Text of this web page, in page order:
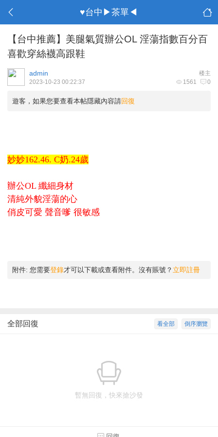
♥台中▶茶單◀
【台中推薦】美腿氣質辦公OL 淫蕩指數百分百
喜歡穿絲襪高跟鞋
楼主
admin
1561 0
2023-10-23 00:22:37
遊客，如果您要查看本帖隱藏內容請回復
妙妙162.46. C奶.24歲
辦公OL 纖細身材
清純外貌淫蕩的心
俏皮可愛 聲音嗲 很敏感
附件: 您需要登錄才可以下載或查看附件。沒有賬號？ 立即註冊
倒序瀏覽
看全部
全部回復
暫無回復，快來搶沙發